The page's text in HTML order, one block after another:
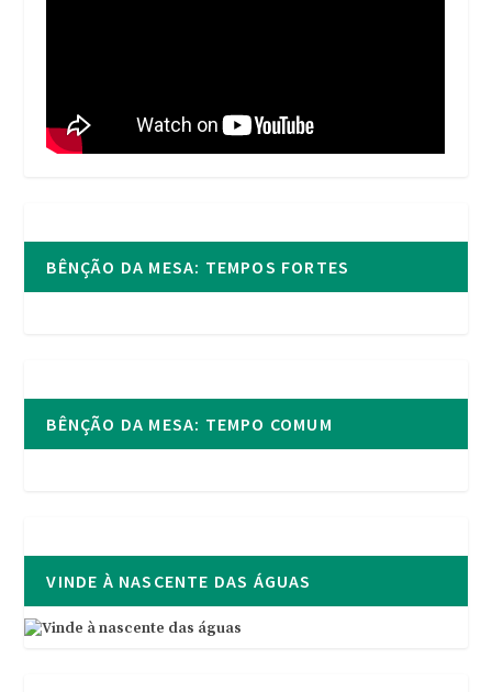
BÊNÇÃO DA MESA: TEMPOS FORTES
BÊNÇÃO DA MESA: TEMPO COMUM
VINDE À NASCENTE DAS ÁGUAS